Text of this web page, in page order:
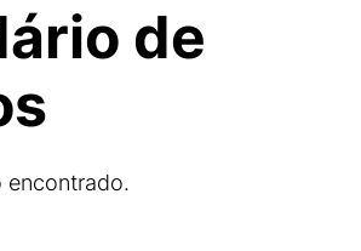
de
encontrado.